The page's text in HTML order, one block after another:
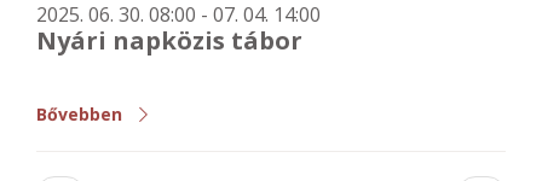
2025. 06. 30. 08:00 - 07. 04. 14:00
Nyári napközis tábor
Bővebben